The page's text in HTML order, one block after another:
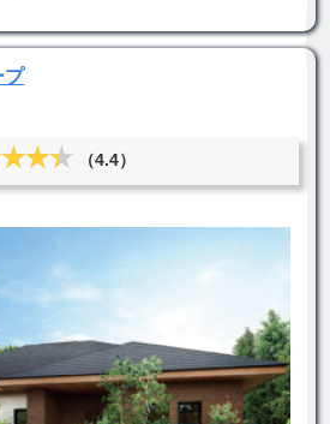
プ
（4.4）